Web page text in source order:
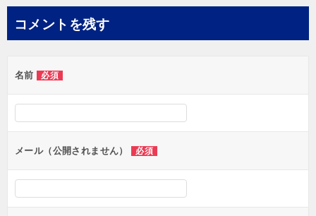
ビ
ー
シ
ン
コメントを残す
名前 必須
メール（公開されません） 必須